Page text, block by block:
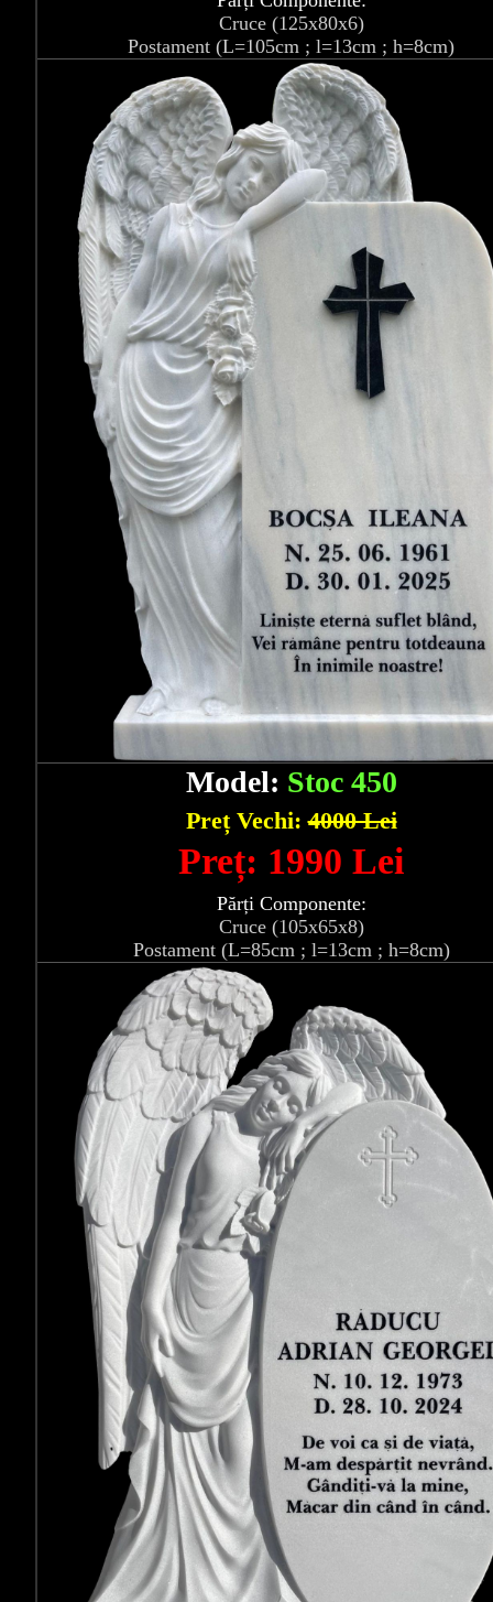
Cruce (125x80x6)
Postament (L=105cm ; l=13cm ; h=8cm)
Model: Stoc 450
Preț Vechi:4000 Lei
Preț: 1990 Lei
Părți Componente:
Cruce (105x65x8)
Postament (L=85cm ; l=13cm ; h=8cm)